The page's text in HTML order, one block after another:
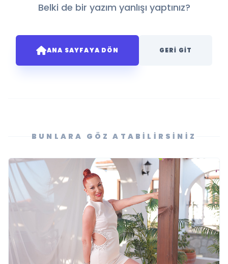
Belki de bir yazım yanlışı yaptınız?
ANA SAYFAYA DÖN GERI GIT
BUNLARA GÖZ ATABILIRSINIZ